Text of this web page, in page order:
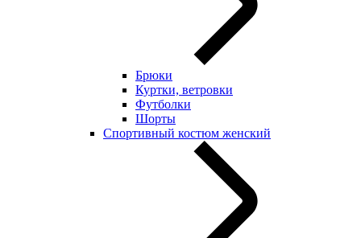
Брюки
Куртки, ветровки
Футболки
Шорты
Спортивный костюм женский